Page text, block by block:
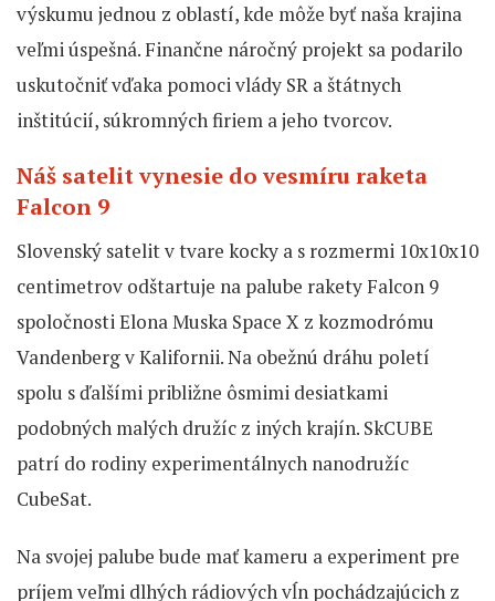
výskumu jednou z oblastí, kde môže byť naša krajina
veľmi úspešná. Finančne náročný projekt sa podarilo
uskutočniť vďaka pomoci vlády SR a štátnych
inštitúcií, súkromných firiem a jeho tvorcov.
Náš satelit vynesie do vesmíru raketa
Falcon 9
Slovenský satelit v tvare kocky a s rozmermi 10x10x10
centimetrov odštartuje na palube rakety Falcon 9
spoločnosti Elona Muska Space X z kozmodrómu
Vandenberg v Kalifornii. Na obežnú dráhu poletí
spolu s ďalšími približne ôsmimi desiatkami
podobných malých družíc z iných krajín. SkCUBE
patrí do rodiny experimentálnych nanodružíc
CubeSat.
Na svojej palube bude mať kameru a experiment pre
príjem veľmi dlhých rádiových vĺn pochádzajúcich z